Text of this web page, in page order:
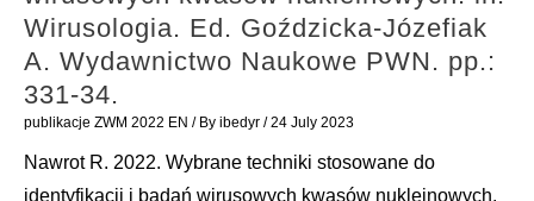
Wirusologia.
Ed.
Goździcka-
Józefiak
A.
Wydawnictwo
Wirusologia. Ed. Goździcka-Józefiak
A. Wydawnictwo Naukowe PWN. pp.:
331-34.
publikacje ZWM 2022 EN / By ibedyr /24 July 2023
Nawrot R. 2022. Wybrane techniki stosowane do
identyfikacji i badań wirusowych kwasów nukleinowych.